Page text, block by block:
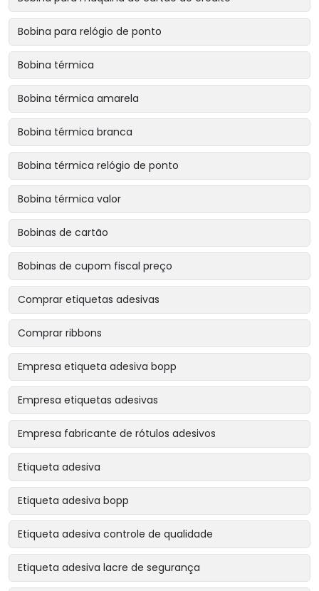
Bobina para relógio de ponto
Bobina térmica
Bobina térmica amarela
Bobina térmica branca
Bobina térmica relógio de ponto
Bobina térmica valor
Bobinas de cartão
Bobinas de cupom fiscal preço
Comprar etiquetas adesivas
Comprar ribbons
Empresa etiqueta adesiva bopp
Empresa etiquetas adesivas
Empresa fabricante de rótulos adesivos
Etiqueta adesiva
Etiqueta adesiva bopp
Etiqueta adesiva controle de qualidade
Etiqueta adesiva lacre de segurança